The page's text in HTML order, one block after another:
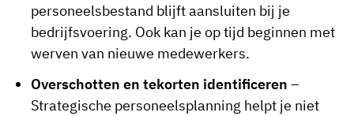
personeelsbestand blijft aansluiten bij je
bedrijfsvoering. Ook kan je op tijd beginnen met
werven van nieuwe medewerkers.
Overschotten en tekorten identificeren –
Strategische personeelsplanning helpt je niet